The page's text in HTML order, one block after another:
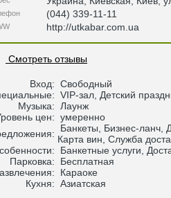
(044) 339-11-11
http://utkabar.com.ua
Смотреть отзывы
Вход: Свободный
VIP-зал, Детский
Музыка:
Лаунж
цен: умеренно
Банкеты, Бизнес-ланч,
Карта вин, Служба
Банкетные услуги,
Парковка:
Бесплатная
Караоке
Кухня: Азиатская